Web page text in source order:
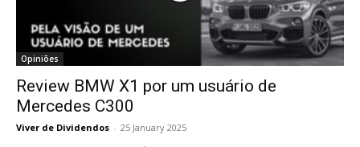
Opiniões
Review BMW X1 por um usuário de
Mercedes C300
Viver de Dividendos - 25 January 2025